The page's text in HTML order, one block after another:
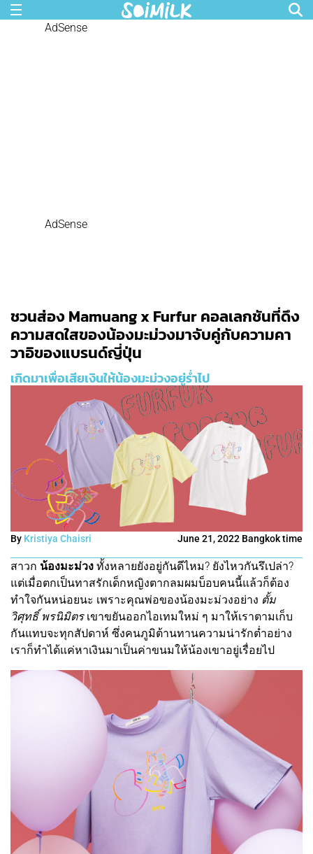
AdSense
AdSense
ชวนส่อง Mamuang x Furfur คอลเลกชันที่ดึง
ความสดใสของน้องมะม่วงมาจับคู่กับความคา
วาอิของแบรนด์ญี่ปุ่น
เกิดมาเพื่อเสียเงินให้น้องมะม่วงอยู่ร่ำไป
By Kristiya Chaisri June 21, 2022 Bangkok time
สาวก น้องมะม่วง ทั้งหลายยังอยู่กันดีไหม? ยังไหวกันรึเปล่า?
แต่เมื่อตกเป็นทาสรักเด็กหญิงตากลมผมบ็อบคนนี้แล้วก็ต้อง
ทำใจกันหน่อยนะ เพราะคุณพ่อของน้องมะม่วงอย่าง ตั้ม
วิศุทธิ์ พรนิมิตร เขาขยันออกไอเทมใหม่ ๆ มาให้เราตามเก็บ
กันแทบจะทุกสัปดาห์ ซึ่งคนภูมิต้านทานความน่ารักต่ำอย่าง
เราก็ทำได้แค่หาเงินมาเป็นค่าขนมให้น้องเขาอยู่เรื่อยไป